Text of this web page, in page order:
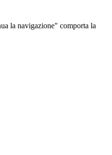
la navigazione" comporta la